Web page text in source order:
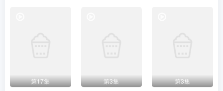
第17集
第3集
第3集